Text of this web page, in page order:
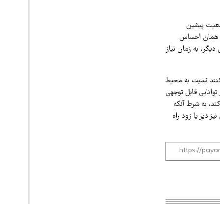
پیشین
همان احساس
به زمان نیاز
نسبت به محیط
قابل توجهی
به شرط آنکه
دیر یا زود راه